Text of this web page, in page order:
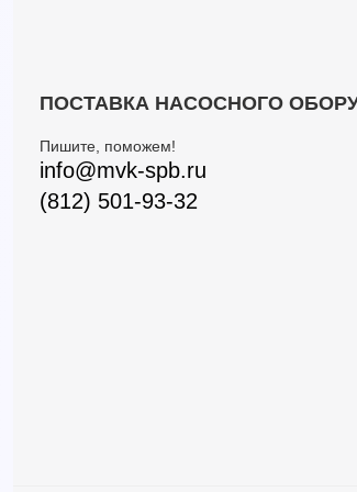
ПОСТАВКА НАСОСНОГО
Пишите, поможем!
info@mvk-spb.ru
(812) 501-93-32